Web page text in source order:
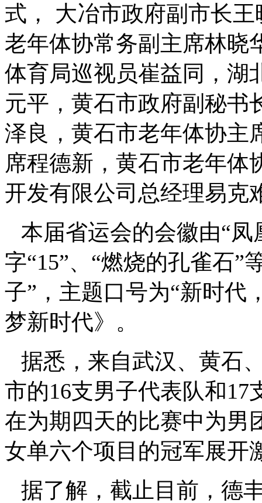
式， 大冶市政府副市长
老年体协常务副主席林晓
体育局巡视员崔益同，湖
元平，黄石市政府副秘书
泽良，黄石市老年体协主
席程德新，黄石市老年体
开发有限公司总经理易克
本届省运会的会徽由“凤
字“15”、“燃烧的孔雀石”
子”，主题口号为“新时代
梦新时代》。
据悉，来自武汉、黄石
市的16支男子代表队和17
在为期四天的比赛中为男
女单六个项目的冠军展开
据了解，截止目前，德